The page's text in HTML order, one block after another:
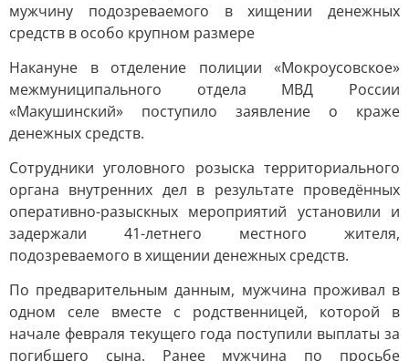
мужчину подозреваемого в хищении денежных
средств в особо крупном размере
Накануне в отделение полиции «Мокроусовское»
межмуниципального отдела МВД России
«Макушинский» поступило заявление о краже
денежных средств.
Сотрудники уголовного розыска территориального
органа внутренних дел в результате проведённых
оперативно-разыскных мероприятий установили и
задержали 41-летнего местного жителя,
подозреваемого в хищении денежных средств.
По предварительным данным, мужчина проживал в
одном селе вместе с родственницей, которой в
начале февраля текущего года поступили выплаты за
погибшего сына. Ранее мужчина по просьбе